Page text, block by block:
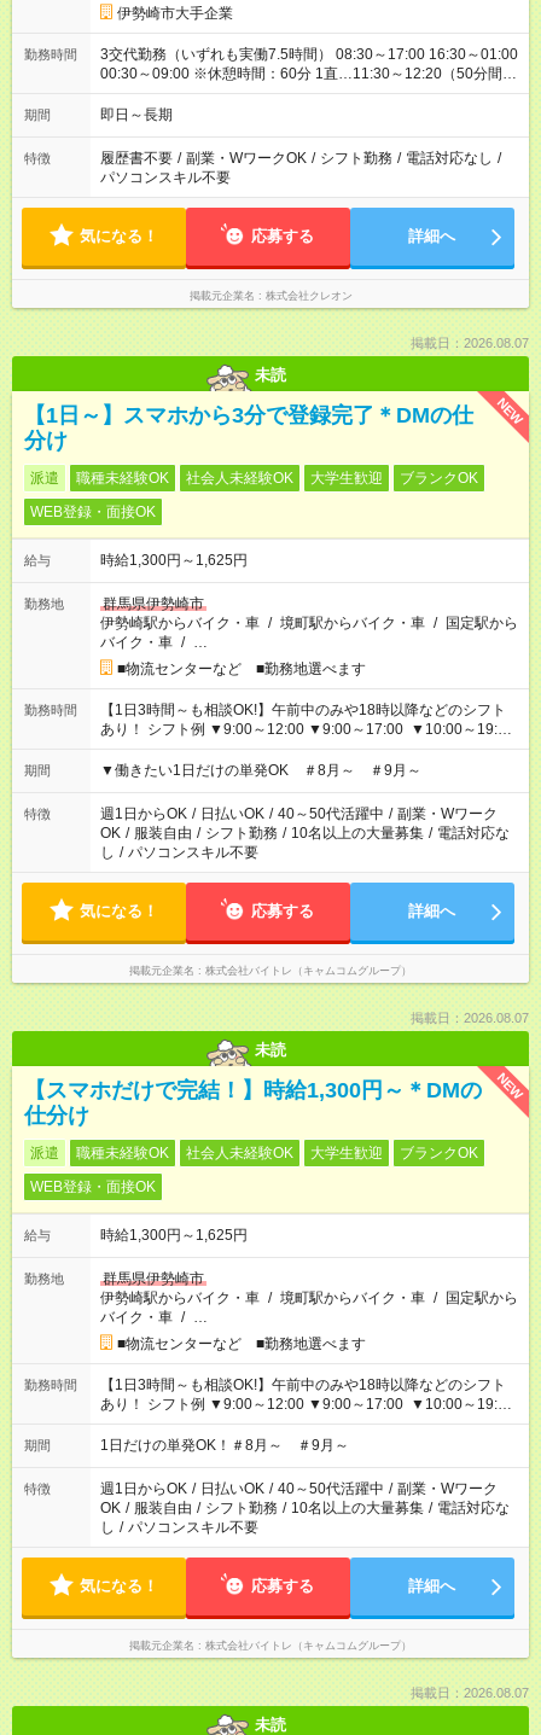
伊勢崎市大手企業
勤務時間
3交代勤務（いずれも実働7.5時間） 08:30～17:00 16:30～01:00
00:30～09:00 ※休憩時間：60分 1直…11:30～12:20（50分間）
＋10分 2直：19:30～20:20（50分間）＋10分 3直：03:30～
04:20（50分間）＋10分
期間 即日～長期
特徴 履歴書不要 / 副業・WワークOK / シフト勤務 / 電話対応なし /
パソコンスキル不要
気になる！ 応募する 詳細へ
掲載元企業名 株式会社クレオン
掲載日：2026.08.07
未読
NEW
【1日～】スマホから3分で登録完了＊DMの仕
分け
派遣 職種未経験OK 社会人未経験OK 大学生歓迎
ブランクOK
WEB登録・面接OK
給与 時給1,300円～1,625円
勤務地
群馬県伊勢崎市
伊勢崎駅からバイク・車 / 境町駅からバイク・車 / 国定駅から
バイク・車 / …
■物流センターなど ■勤務地選べます
勤務時間
【1日3時間～も相談OK!】午前中のみや18時以降などのシフト
あり！ シフト例 ▼9:00～12:00 ▼9:00～17:00 ▼10:00～19:00
▼18:00～21:00
期間 ▼働きたい1日だけの単発OK ＃8月～ ＃9月～
特徴 週1日からOK / 日払いOK / 40～50代活躍中 / 副業・Wワーク
OK / 服装自由 / シフト勤務 / 10名以上の大量募集 / 電話対応な
し / パソコンスキル不要
気になる！ 応募する 詳細へ
掲載元企業名 株式会社バイトレ（キャムコムグループ）
掲載日：2026.08.07
未読
NEW
【スマホだけで完結！】時給1,300円～＊DMの
仕分け
派遣 職種未経験OK 社会人未経験OK 大学生歓迎
ブランクOK
WEB登録・面接OK
給与 時給1,300円～1,625円
勤務地
群馬県伊勢崎市
伊勢崎駅からバイク・車 / 境町駅からバイク・車 / 国定駅から
バイク・車 / …
■物流センターなど ■勤務地選べます
勤務時間
【1日3時間～も相談OK!】午前中のみや18時以降などのシフト
あり！ シフト例 ▼9:00～12:00 ▼9:00～17:00 ▼10:00～19:00
▼18:00～21:00
期間 1日だけの単発OK！＃8月～ ＃9月～
特徴 週1日からOK / 日払いOK / 40～50代活躍中 / 副業・Wワーク
OK / 服装自由 / シフト勤務 / 10名以上の大量募集 / 電話対応な
し / パソコンスキル不要
気になる！ 応募する 詳細へ
掲載元企業名 株式会社バイトレ（キャムコムグループ）
掲載日：2026.08.07
未読